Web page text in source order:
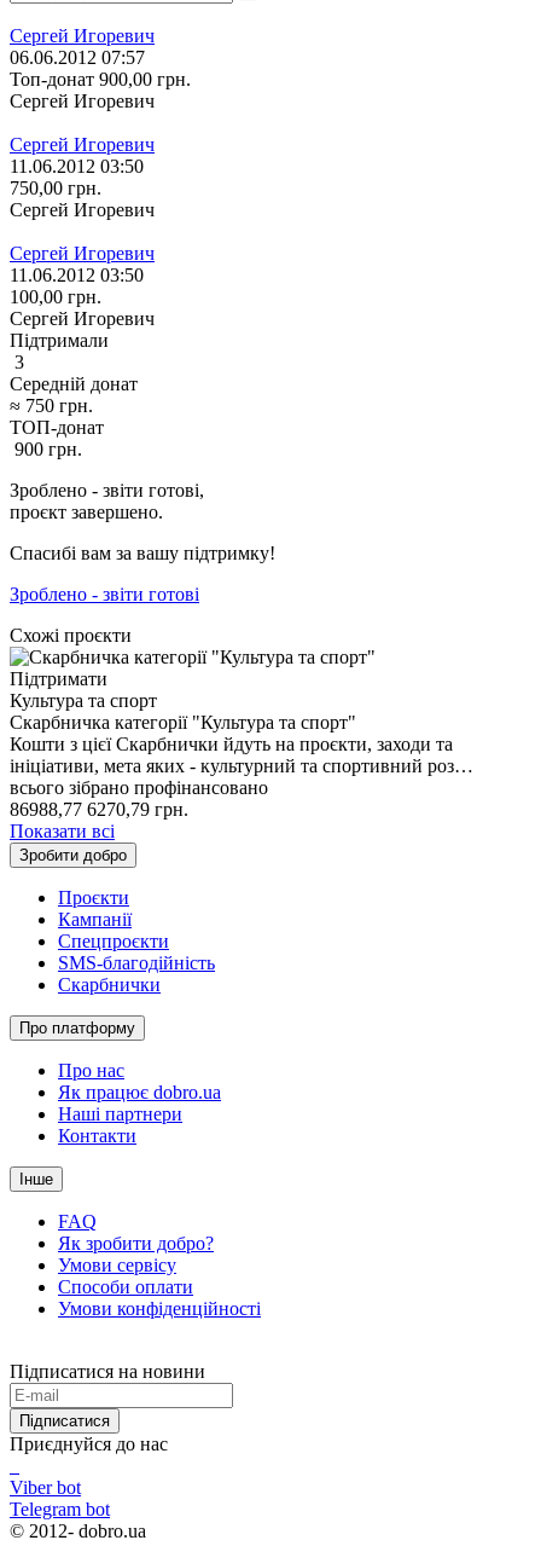
Сергей Игоревич
06.06.2012 07:57
Топ-донат 900,00 грн.
Сергей Игоревич
Сергей Игоревич
11.06.2012 03:50
750,00 грн.
Сергей Игоревич
Сергей Игоревич
11.06.2012 03:50
100,00 грн.
Сергей Игоревич
Підтримали
3
Середній донат
≈ 750 грн.
ТОП-донат
900 грн.
Зроблено - звіти готові,
проєкт завершено.
Спасибі вам за вашу підтримку!
Зроблено - звіти готові
Схожі проєкти
Підтримати
Культура та спорт
Скарбничка категорії "Культура та спорт"
Кошти з цієї Скарбнички йдуть на проєкти, заходи та
ініціативи, мета яких - культурний та спортивний роз…
всього зібрано профінансовано
86988,77 6270,79 грн.
Показати всі
Зробити добро
Проєкти
Кампанії
Спецпроєкти
SMS-благодійність
Скарбнички
Про платформу
Про нас
Як працює dobro.ua
Наші партнери
Контакти
Інше
FAQ
Як зробити добро?
Умови сервісу
Способи оплати
Умови конфіденційності
Підписатися на новини
Підписатися
Приєднуйся до нас
Viber bot
Telegram bot
© 2012- dobro.ua